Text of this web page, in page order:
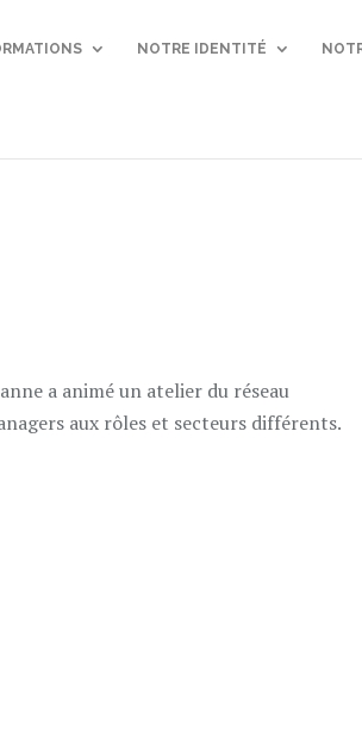
NOTRE IDENTITÉ
a animé un atelier du réseau
aux rôles et secteurs différents.